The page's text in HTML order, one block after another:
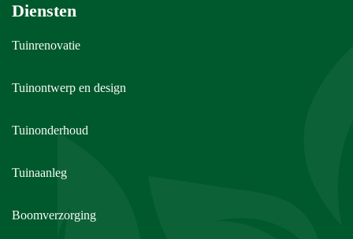
Diensten
Tuinrenovatie
Tuinontwerp en design
Tuinonderhoud
Tuinaanleg
Boomverzorging